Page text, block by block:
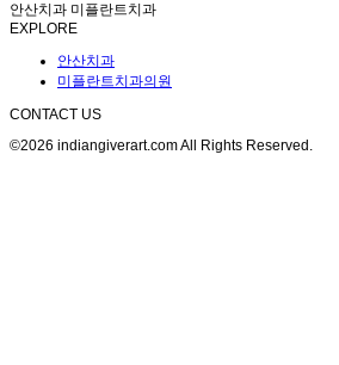
안산치과 미플란트치과
EXPLORE
안산치과
미플란트치과의원
CONTACT US
©2026 indiangiverart.com All Rights Reserved.